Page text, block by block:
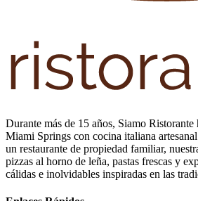
Durante más de 15 años, Siamo
Miami Springs con cocina italiana
un restaurante de propiedad familiar,
pizzas al horno de leña, pastas frescas y
cálidas e inolvidables inspiradas en las